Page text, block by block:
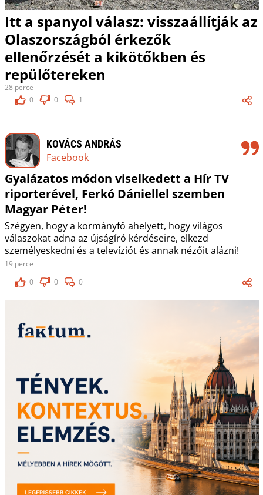
Itt a spanyol válasz: visszaállítják az
Olaszországból érkezők
ellenőrzését a kikötőkben és
repülőtereken
28 perce
0
0 1
KOVÁCS ANDRÁS
Facebook
Gyalázatos módon viselkedett a Hír TV
riporterével, Ferkó Dániellel szemben
Magyar Péter!
Szégyen, hogy a kormányfő ahelyett, hogy világos
válaszokat adna az újságíró kérdéseire, elkezd
személyeskedni és a televíziót és annak nézőit alázni!
19 perce
0
0 0